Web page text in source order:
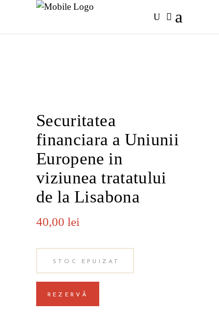
Securitatea
financiara a Uniunii
Europene in
viziunea tratatului
de la Lisabona
40,00 lei
STOC EPUIZAT
REZERVĂ